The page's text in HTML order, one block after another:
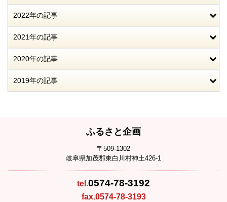
2022年の記事
2021年の記事
2020年の記事
2019年の記事
ふるさと企画
〒509-1302
岐阜県加茂郡東白川村神土426-1
tel.0574-78-3192
fax.0574-78-3193